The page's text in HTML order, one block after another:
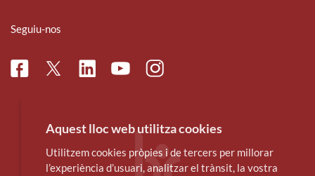
Seguiu-nos
FacebookTwitterLinkedinYoutubeInstagram
Aquest lloc web utilitza cookies
Utilitzem cookies pròpies i de tercers per millorar
l’experiència d’usuari, analitzar el trànsit, la vostra